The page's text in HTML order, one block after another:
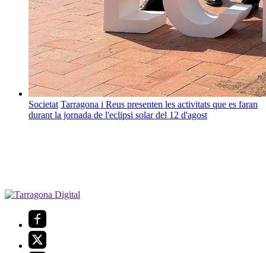
Societat Tarragona i Reus presenten les activitats que es faran
durant la jornada de l'eclipsi solar del 12 d'agost